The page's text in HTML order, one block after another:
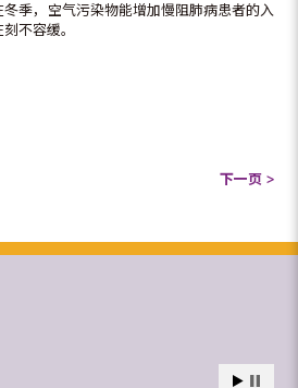
季，空气污染物能增加慢阻肺病患者的入
不容缓。
下一页 >